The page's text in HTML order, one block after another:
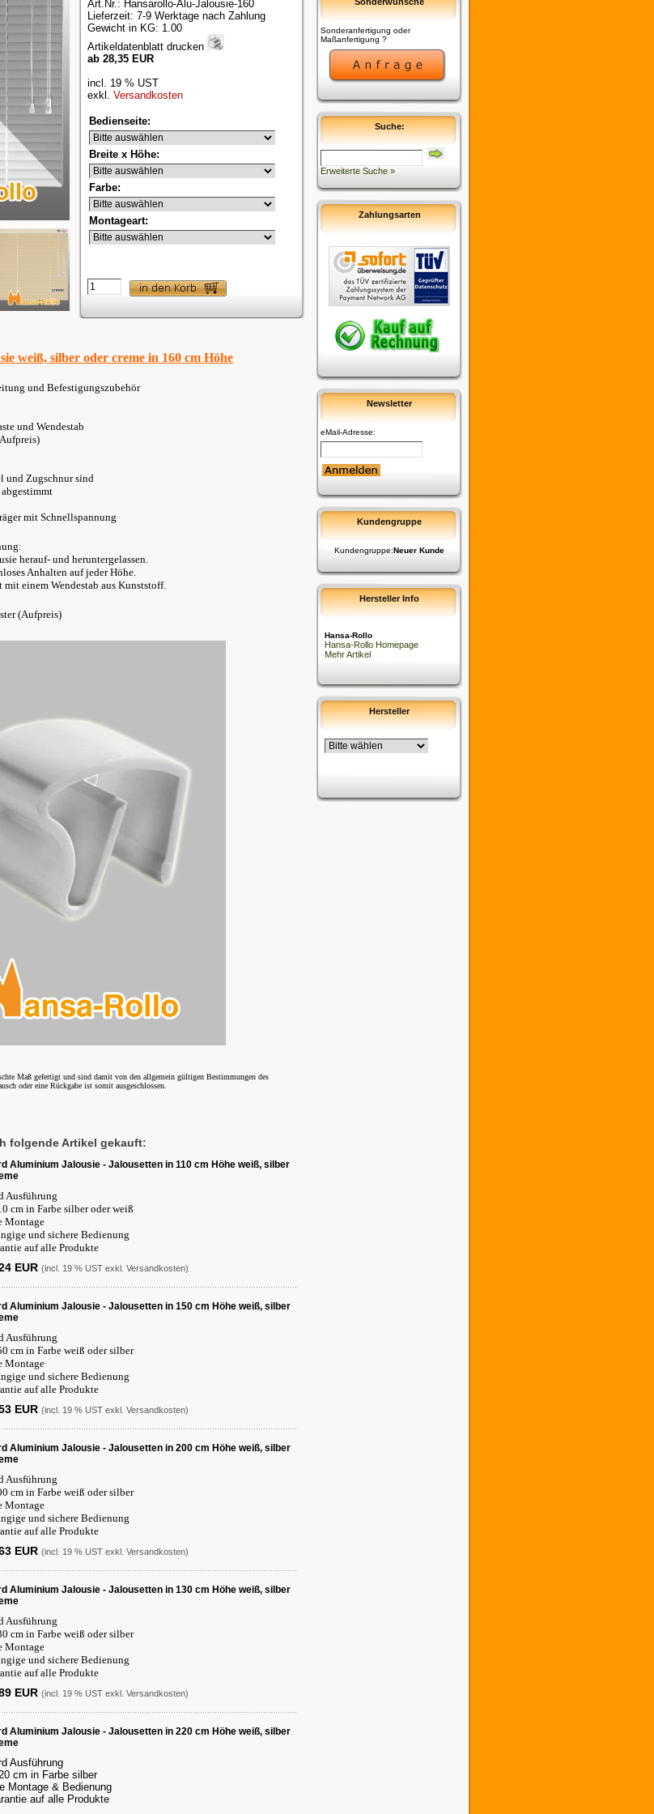
Art.Nr.: Hansarollo-Alu-Jalousie-160
Lieferzeit: 7-9 Werktage nach Zahlung
Gewicht in KG: 1.00
Artikeldatenblatt drucken
ab 28,35 EUR
incl. 19 % UST
exkl. Versandkosten
Bedienseite:
Breite x Höhe:
Farbe:
Montageart:
weiß, silber oder creme in 160 cm Höhe
und Befestigungszubehör
und Wendestab
und Zugschnur sind
mit Schnellspannung
herauf- und heruntergelassen.
Anhalten auf jeder Höhe.
einem Wendestab aus Kunststoff.
(Aufpreis)
Maß gefertigt und sind damit von den allgemein gültigen Bestimmungen des
oder eine Rückgabe ist somit ausgeschlossen.
folgende Artikel gekauft:
Aluminium Jalousie - Jalousetten in 110 cm Höhe weiß, silber
Ausführung
cm in Farbe silber oder weiß
Montage
und sichere Bedienung
auf alle Produkte
EUR (incl. 19 % UST exkl. Versandkosten)
Aluminium Jalousie - Jalousetten in 150 cm Höhe weiß, silber
Ausführung
cm in Farbe weiß oder silber
Montage
und sichere Bedienung
auf alle Produkte
EUR (incl. 19 % UST exkl. Versandkosten)
Aluminium Jalousie - Jalousetten in 200 cm Höhe weiß, silber
Ausführung
cm in Farbe weiß oder silber
Montage
und sichere Bedienung
auf alle Produkte
EUR (incl. 19 % UST exkl. Versandkosten)
Aluminium Jalousie - Jalousetten in 130 cm Höhe weiß, silber
Ausführung
cm in Farbe weiß oder silber
Montage
und sichere Bedienung
auf alle Produkte
EUR (incl. 19 % UST exkl. Versandkosten)
Aluminium Jalousie - Jalousetten in 220 cm Höhe weiß, silber
Ausführung
cm in Farbe silber
Montage & Bedienung
auf alle Produkte
Sonderanfertigung oder
Maßanfertigung ?
Suche:
Erweiterte Suche »
Zahlungsarten
Newsletter
eMail-Adresse:
Kundengruppe
Kundengruppe:Neuer Kunde
Hersteller Info
Hansa-Rollo
Hansa-Rollo Homepage
Mehr Artikel
Hersteller